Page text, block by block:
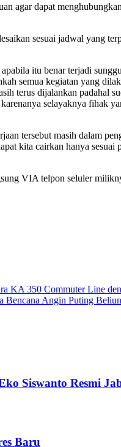
agar dapat
sesuai jadwal yang
itu benar terjadi
semua kegiatan yang
terus dijalankan padahal
selayaknya fihak
tersebut masih dalam
kita cairkan hanya
VIA telpon seluler
KA 350 Commuter Line
Bencana Angin Puting
Siswanto Resmi
Baru